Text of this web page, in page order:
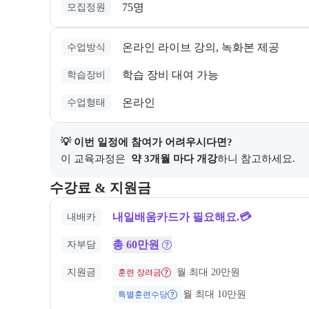
모집정원 75명
수업방식 온라인 라이브 강의, 녹화본 제공
학습장비 학습 장비 대여 가능
수업형태 온라인
💡 이번 일정에 참여가 어려우시다면?
이 교육과정은
약 3개월 마다 개강하니 참고하세요.
수강료 & 지원금
교육과정의 비용 및 결제 관련 정보를 안내한다. 필요
내배카 내일배움카드가 필요해요.💳
자부담 총 60만원
지원금 훈련 장려금 월 최대 20만원
특별훈련수당 월 최대 10만원